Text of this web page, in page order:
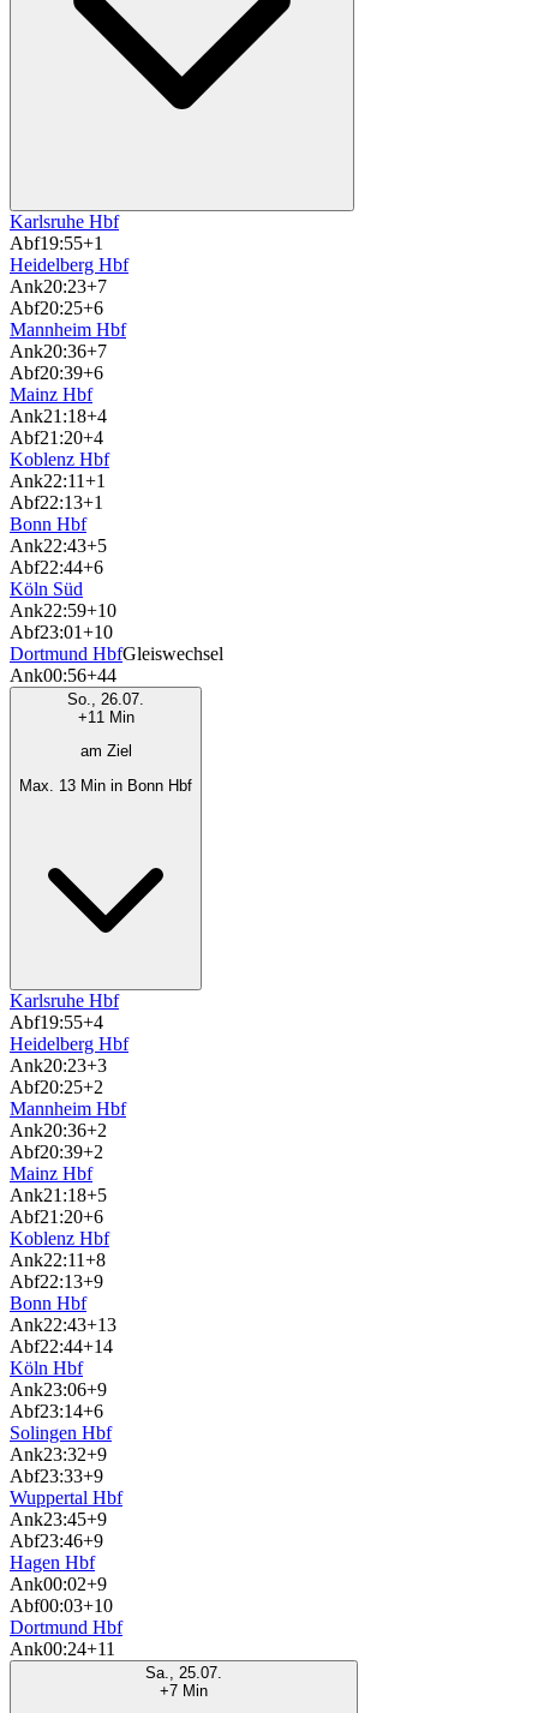
Karlsruhe Hbf
Abf19:55+1
Heidelberg Hbf
Ank20:23+7
Abf20:25+6
Mannheim Hbf
Ank20:36+7
Abf20:39+6
Mainz Hbf
Ank21:18+4
Abf21:20+4
Koblenz Hbf
Ank22:11+1
Abf22:13+1
Bonn Hbf
Ank22:43+5
Abf22:44+6
Köln Süd
Ank22:59+10
Abf23:01+10
Dortmund HbfGleiswechsel
Ank00:56+44
So., 26.07.
+11 Min
am Ziel
Max. 13 Min in Bonn Hbf
Karlsruhe Hbf
Abf19:55+4
Heidelberg Hbf
Ank20:23+3
Abf20:25+2
Mannheim Hbf
Ank20:36+2
Abf20:39+2
Mainz Hbf
Ank21:18+5
Abf21:20+6
Koblenz Hbf
Ank22:11+8
Abf22:13+9
Bonn Hbf
Ank22:43+13
Abf22:44+14
Köln Hbf
Ank23:06+9
Abf23:14+6
Solingen Hbf
Ank23:32+9
Abf23:33+9
Wuppertal Hbf
Ank23:45+9
Abf23:46+9
Hagen Hbf
Ank00:02+9
Abf00:03+10
Dortmund Hbf
Ank00:24+11
Sa., 25.07.
+7 Min